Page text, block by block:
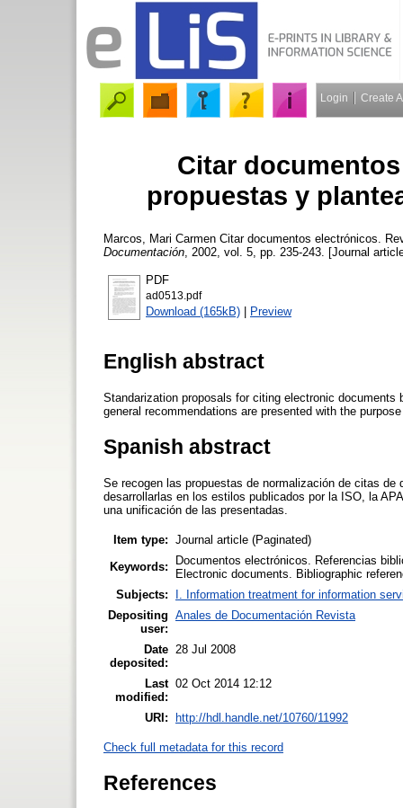
Login Create
Citar
propuestas y
Marcos, Mari Carmen Citar documentos electrónicos.
Documentación , 2002, vol. 5, pp. 235-243. [Journal
PDF
ad0513.pdf
Download (165kB) | Preview
English abstract
Standarization proposals for citing electronic
general recommendations are presented with the
Spanish abstract
Se recogen las propuestas de normalización de citas
desarrollarlas en los estilos publicados por la ISO, la
una unificación de las presentadas.
Item type: Journal article (Paginated)
Keywords:
Documentos electrónicos. Referencias
Electronic documents. Bibliographic
Subjects:
I. Information treatment for information
Depositing
user:
Anales de Documentación Revista
Date
deposited:
28 Jul 2008
Last
modified:
02 Oct 2014 12:12
URI: http://hdl.handle.net/10760/11992
Check full metadata for this record
References